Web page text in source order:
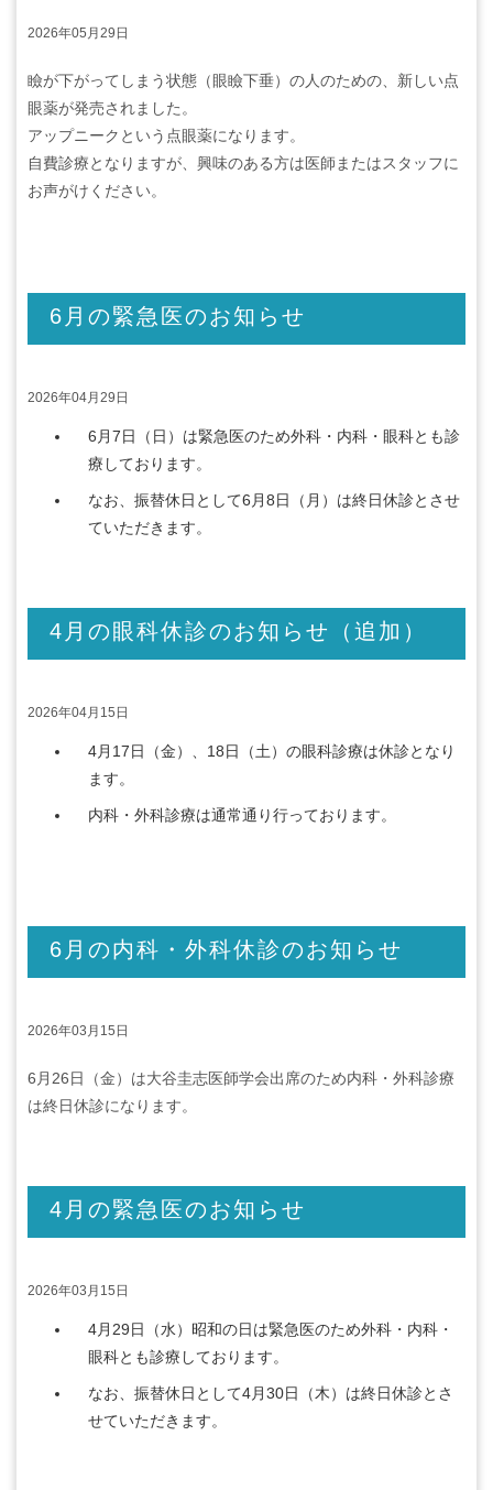
2026年05月29日
瞼が下がってしまう状態（眼瞼下垂）の人のための、新しい点
眼薬が発売されました。
アップニークという点眼薬になります。
自費診療となりますが、興味のある方は医師またはスタッフに
お声がけください。
6月の緊急医のお知らせ
2026年04月29日
6月7日（日）は緊急医のため外科・内科・眼科とも診
療しております。
なお、振替休日として6月8日（月）は終日休診とさせ
ていただきます。
4月の眼科休診のお知らせ（追加）
2026年04月15日
4月17日（金）、18日（土）の眼科診療は休診となり
ます。
内科・外科診療は通常通り行っております。
6月の内科・外科休診のお知らせ
2026年03月15日
6月26日（金）は大谷圭志医師学会出席のため内科・外科診療
は終日休診になります。
4月の緊急医のお知らせ
2026年03月15日
4月29日（水）昭和の日は緊急医のため外科・内科・
眼科とも診療しております。
なお、振替休日として4月30日（木）は終日休診とさ
せていただきます。